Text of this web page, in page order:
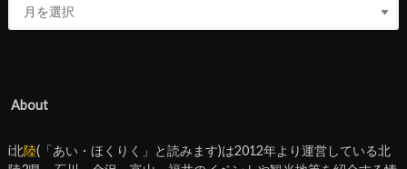
About
i北陸(「あい・ほくりく」と読みます)は2012年より運営している北